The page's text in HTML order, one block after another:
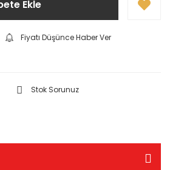
Ekle
Fiyatı Düşünce Haber Ver
Stok Sorunuz